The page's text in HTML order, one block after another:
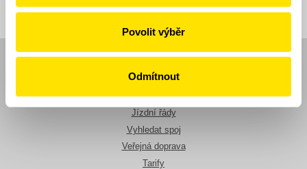
Povolit výběr
Odmítnout
Navigace
Novinky
Jízdní řády
Vyhledat spoj
Veřejná doprava
Tarify